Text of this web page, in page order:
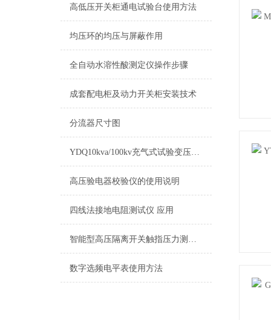
高低压开关柜通电试验台使用方法
均压环的均压与屏蔽作用
全自动水溶性酸测定仪操作步骤
成套配电柜及动力开关柜安装技术
分流器尺寸图
YDQ10kva/100kv充气式试验变压器的工作原理说
高压验电器校验仪的使用说明
四线法接地电阻测试仪 应用
智能型高压隔离开关触指压力测试仪产品概述
数字选频电平表使用方法